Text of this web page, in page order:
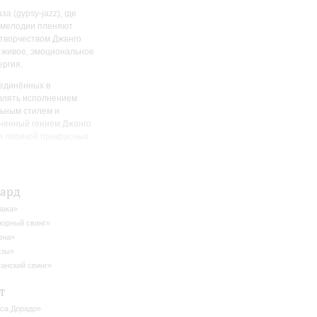
(gypsy-jazz), где
пленяют
Джанго
эмоциональное
в
исполнением
стилем и
гением Джанго
свинг»
свинг»
Дорадо»